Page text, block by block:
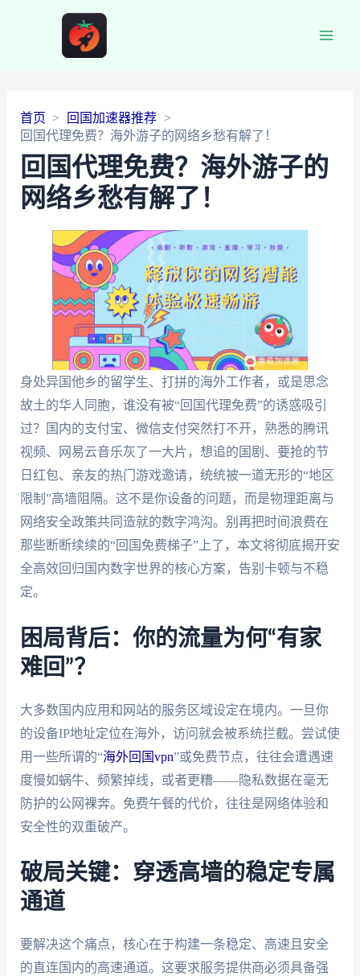
首页
回国加速器推荐
回国代理免费？海外游子的网络乡愁有解了！
回国代理免费？海外游子的
网络乡愁有解了！
身处异国他乡的留学生、打拼的海外工作者，或是思念
故土的华人同胞，谁没有被“回国代理免费”的诱惑吸引
过？国内的支付宝、微信支付突然打不开，熟悉的腾讯
视频、网易云音乐灰了一大片，想追的国剧、要抢的节
日红包、亲友的热门游戏邀请，统统被一道无形的“地区
限制”高墙阻隔。这不是你设备的问题，而是物理距离与
网络安全政策共同造就的数字鸿沟。别再把时间浪费在
那些断断续续的“回国免费梯子”上了，本文将彻底揭开安
全高效回归国内数字世界的核心方案，告别卡顿与不稳
定。
困局背后：你的流量为何“有家
难回”？
大多数国内应用和网站的服务区域设定在境内。一旦你
的设备IP地址定位在海外，访问就会被系统拦截。尝试使
用一些所谓的“海外回国vpn”或免费节点，往往会遭遇速
度慢如蜗牛、频繁掉线，或者更糟——隐私数据在毫无
防护的公网裸奔。免费午餐的代价，往往是网络体验和
安全性的双重破产。
破局关键：穿透高墙的稳定专属
通道
要解决这个痛点，核心在于构建一条稳定、高速且安全
的直连国内的高速通道。这要求服务提供商必须具备强